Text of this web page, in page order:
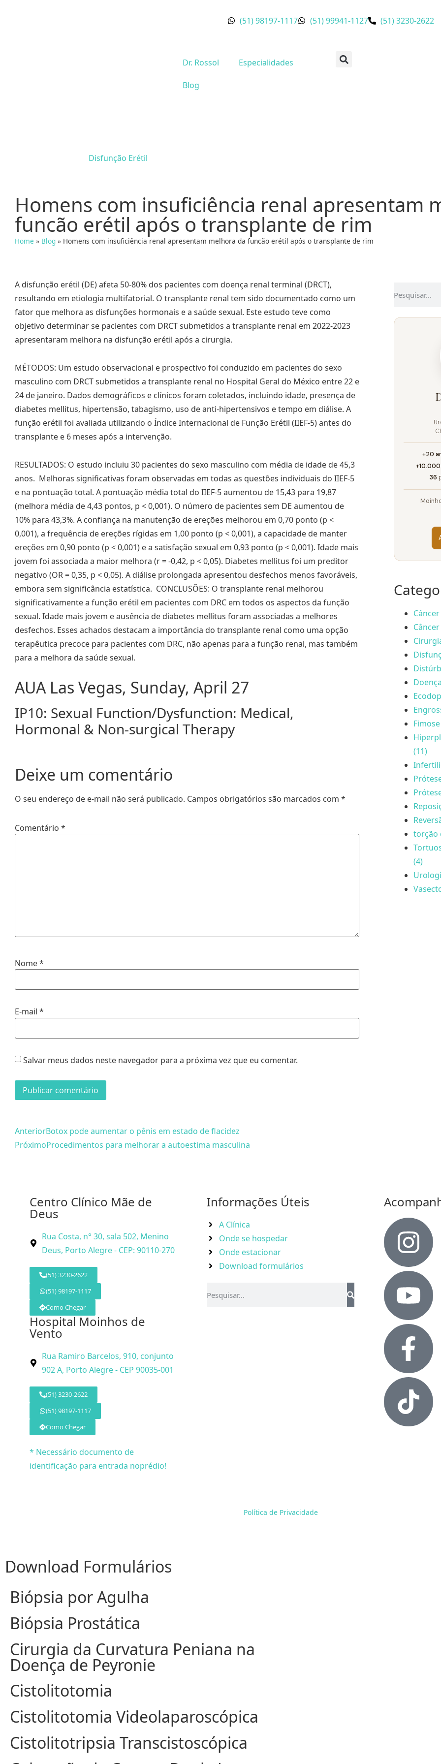
(51) 98197-1117 (51) 99941-1127 (51) 3230-2622
Dr. Rossol Especialidades
Blog
Disfunção Erétil
Homens com insuficiência renal apresentam
funcão erétil após o transplante de rim
Home » Blog » Homens com insuficiência renal apresentam melhora da funcão erétil após o transplante de rim
A disfunção erétil (DE) afeta 50-80% dos pacientes com doença renal terminal (DRCT),
resultando em etiologia multifatorial. O transplante renal tem sido documentado como um
fator que melhora as disfunções hormonais e a saúde sexual. Este estudo teve como
objetivo determinar se pacientes com DRCT submetidos a transplante renal em 2022-2023
apresentaram melhora na disfunção erétil após a cirurgia.
MÉTODOS: Um estudo observacional e prospectivo foi conduzido em pacientes do sexo
masculino com DRCT submetidos a transplante renal no Hospital Geral do México entre 22 e
24 de janeiro. Dados demográficos e clínicos foram coletados, incluindo idade, presença de
diabetes mellitus, hipertensão, tabagismo, uso de anti-hipertensivos e tempo em diálise. A
função erétil foi avaliada utilizando o Índice Internacional de Função Erétil (IIEF-5) antes do
transplante e 6 meses após a intervenção.
RESULTADOS: O estudo incluiu 30 pacientes do sexo masculino com média de idade de 45,3
anos. Melhoras significativas foram observadas em todas as questões individuais do IIEF-5
e na pontuação total. A pontuação média total do IIEF-5 aumentou de 15,43 para 19,87
(melhora média de 4,43 pontos, p < 0,001). O número de pacientes sem DE aumentou de
10% para 43,3%. A confiança na manutenção de ereções melhorou em 0,70 ponto (p <
0,001), a frequência de ereções rígidas em 1,00 ponto (p < 0,001), a capacidade de manter
ereções em 0,90 ponto (p < 0,001) e a satisfação sexual em 0,93 ponto (p < 0,001). Idade mais
jovem foi associada a maior melhora (r = -0,42, p < 0,05). Diabetes mellitus foi um preditor
negativo (OR = 0,35, p < 0,05). A diálise prolongada apresentou desfechos menos favoráveis,
embora sem significância estatística. CONCLUSÕES: O transplante renal melhorou
significativamente a função erétil em pacientes com DRC em todos os aspectos da função
sexual. Idade mais jovem e ausência de diabetes mellitus foram associadas a melhores
desfechos. Esses achados destacam a importância do transplante renal como uma opção
terapêutica precoce para pacientes com DRC, não apenas para a função renal, mas também
para a melhora da saúde sexual.
AUA Las Vegas, Sunday, April 27
IP10: Sexual Function/Dysfunction: Medical,
Hormonal & Non-surgical Therapy
Deixe um comentário
O seu endereço de e-mail não será publicado. Campos obrigatórios são marcados com *
Comentário *
Nome*
E-mail *
Salvar meus dados neste navegador para a próxima vez que eu comentar.
AnteriorBotox pode aumentar o pênis em estado de flacidez
PróximoProcedimentos para melhorar a autoestima masculina
+20
+10.000
36
(11)
torção
(4)
Centro Clínico Mãe de
Deus
Rua Costa, n° 30, sala 502, Menino
Deus, Porto Alegre - CEP: 90110-270
(51) 3230-2622
(51) 98197-1117
Como Chegar
Hospital Moinhos de
Vento
Rua Ramiro Barcelos, 910, conjunto
902 A, Porto Alegre - CEP 90035-001
(51) 3230-2622
(51) 98197-1117
Como Chegar
* Necessário documento de
identificação para entrada noprédio!
Informações Úteis
A Clínica
Onde se hospedar
Onde estacionar
Download formulários
Política de Privacidade
Download Formulários
Biópsia por Agulha
Biópsia Prostática
Cirurgia da Curvatura Peniana na
Doença de Peyronie
Cistolitotomia
Cistolitotomia Videolaparoscópica
Cistolitotripsia Transcistoscópica